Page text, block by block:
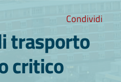
Condividi
trasporto
critico